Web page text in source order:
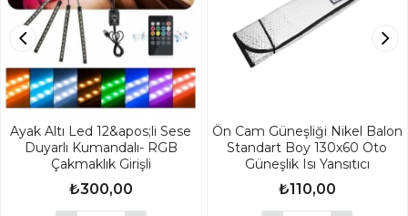
Ayak Altı Led 12&apos;li Sese
Duyarlı Kumandalı- RGB
Çakmaklık Girişli
₺300,00
Ön Cam Güneşliği Nikel Balon
Standart Boy 130x60 Oto
Güneşlik Isı Yansıtıcı
₺110,00